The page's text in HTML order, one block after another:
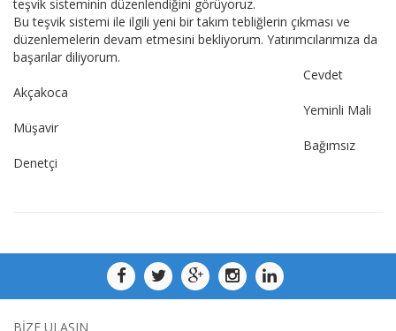
teşvik sisteminin düzenlendiğini görüyoruz.
Bu teşvik sistemi ile ilgili yeni bir takım tebliğlerin çıkması ve
düzenlemelerin devam etmesini bekliyorum. Yatırımcılarımıza da
başarılar diliyorum.
Cevdet
Akçakoca
Yeminli Mali
Müşavir
Bağımsız
Denetçi
BİZE ULAŞIN